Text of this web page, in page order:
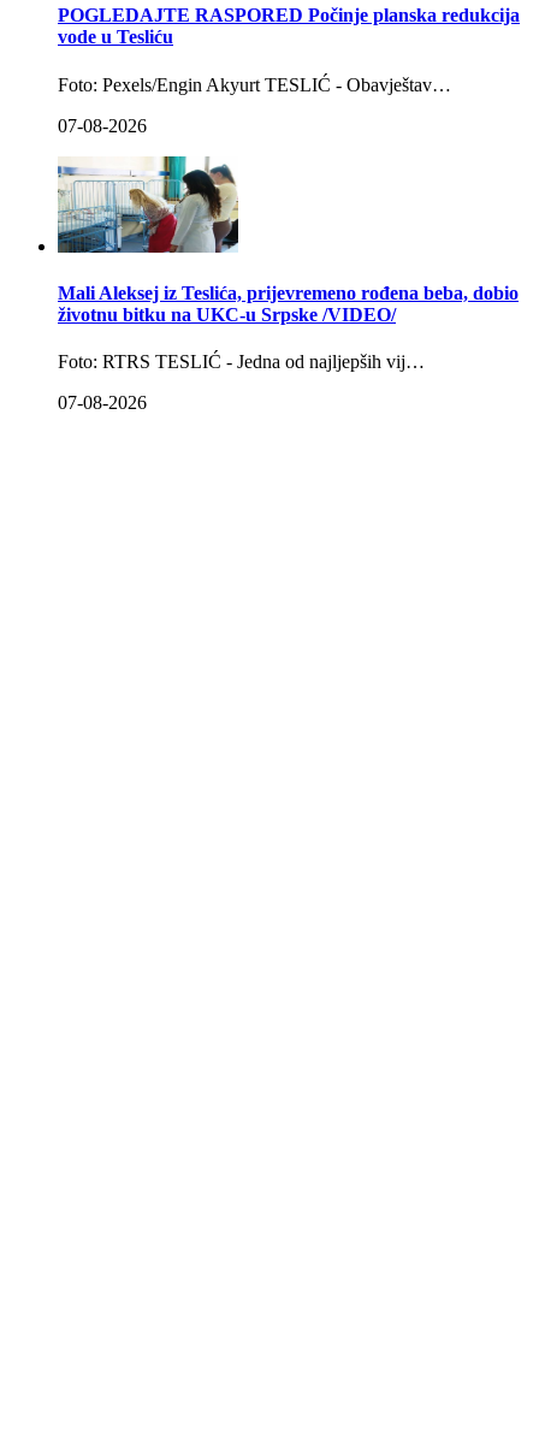
POGLEDAJTE RASPORED Počinje planska redukcija
vode u Tesliću
Foto: Pexels/Engin Akyurt TESLIĆ - Obavještav…
07-08-2026
Mali Aleksej iz Teslića, prijevremeno rođena beba, dobio
životnu bitku na UKC-u Srpske /VIDEO/
Foto: RTRS TESLIĆ - Jedna od najljepših vij…
07-08-2026